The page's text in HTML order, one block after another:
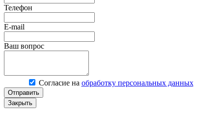
Телефон
E-mail
Ваш вопрос
Согласие на обработку персональных данных
Отправить
Закрыть